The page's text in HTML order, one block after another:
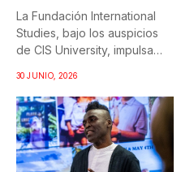
La Fundación International
Studies, bajo los auspicios
de CIS University, impulsa
30 JUNIO, 2026